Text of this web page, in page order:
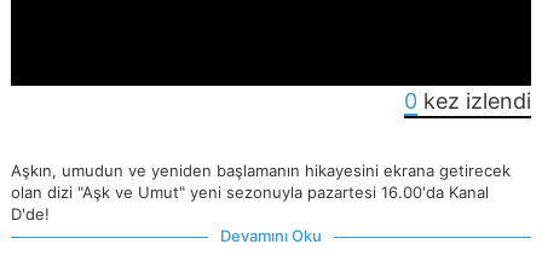
0 kez izlendi
Aşkın, umudun ve yeniden başlamanın hikayesini ekrana getirecek
olan dizi "Aşk ve Umut" yeni sezonuyla pazartesi 16.00'da Kanal
D'de!
Devamını Oku